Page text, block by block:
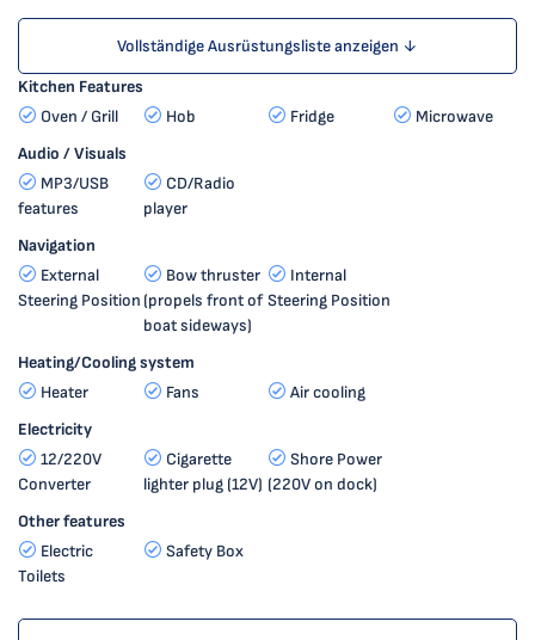
Vollständige Ausrüstungsliste anzeigen ↓
Kitchen Features
Oven / Grill
Hob Fridge
Microwave
Audio / Visuals
MP3/USB
features
CD/Radio
player
Navigation
External
Steering Position
Bow thruster
(propels front of
boat sideways)
Internal
Steering Position
Heating/Cooling system
Heater
Fans
Air cooling
Electricity
12/220V
Converter
Cigarette
lighter plug (12V)
Shore Power
(220V on dock)
Other features
Electric
Toilets
Safety Box